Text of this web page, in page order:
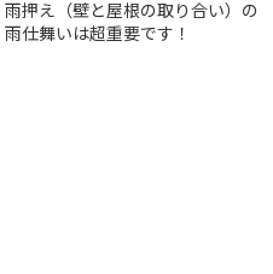
雨押え（壁と屋根の取り合い）の
雨仕舞いは超重要です！